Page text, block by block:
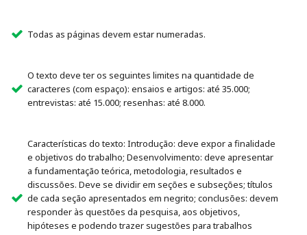
Todas as páginas devem estar numeradas.
O texto deve ter os seguintes limites na quantidade de
caracteres (com espaço): ensaios e artigos: até 35.000;
entrevistas: até 15.000; resenhas: até 8.000.
Características do texto: Introdução: deve expor a finalidade
e objetivos do trabalho; Desenvolvimento: deve apresentar
a fundamentação teórica, metodologia, resultados e
discussões. Deve se dividir em seções e subseções; títulos
de cada seção apresentados em negrito; conclusões: devem
responder às questões da pesquisa, aos objetivos,
hipóteses e podendo trazer sugestões para trabalhos